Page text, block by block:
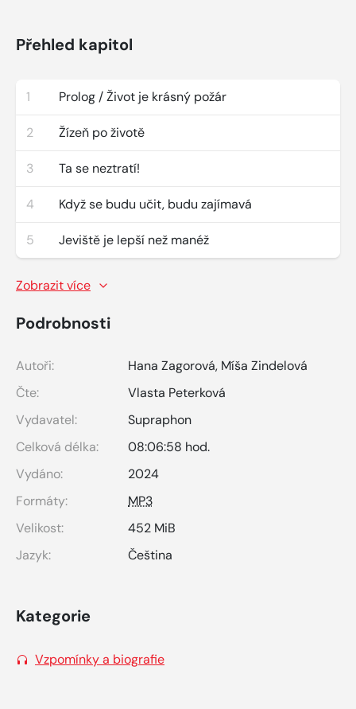
Přehled kapitol
1 Prolog / Život je krásný požár
2 Žízeň po životě
3 Ta se neztratí!
4 Když se budu učit, budu zajímavá
5 Jeviště je lepší než manéž
Zobrazit více
Podrobnosti
Autoři: Hana Zagorová, Míša Zindelová
Čte:
Vlasta Peterková
Vydavatel:
Supraphon
Celková délka:
08:06:58 hod.
Vydáno:
2024
Formáty:
MP3
Velikost:
452 MiB
Jazyk:
Čeština
Kategorie
Vzpomínky a biografie